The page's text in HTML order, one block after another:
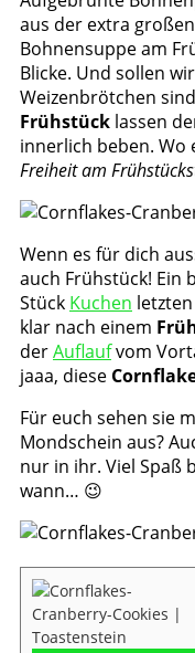
aus der extra
Bohnensuppe am
Blicke. Und sollen
Weizenbrötchen
Frühstück lassen
innerlich beben. Wo
Freiheit am
Wenn es für dich
auch Frühstück! Ein
Stück Kuchen
klar nach einem
derAuflaufvom
jaaa, diese
Für euch sehen sie
Mondschein aus?
nur in ihr. Viel Spaß
wann… 😉